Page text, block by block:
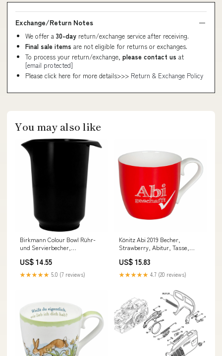
Exchange/Return Notes
We offer a 30-day return/exchange service after receiving.
Final sale items are not eligible for returns or exchanges.
To process your return/exchange, please contact us at
[email protected]
Please click here for more details>>> Return & Exchange Policy
You may also like
Birkmann Colour Bowl Rühr-
und Servierbecher,
Rühr Becher, Melaminharz,
Schwarz, 1 L, 709362 gpsr
US$ 14.55
★★★★★ 5.0 (7 reviews)
Könitz Abi 2019 Becher,
Strawberry, Abitur, Tasse,
400 ml, 11 2 057 2349 gpsr
US$ 15.83
★★★★★ 4.7 (20 reviews)